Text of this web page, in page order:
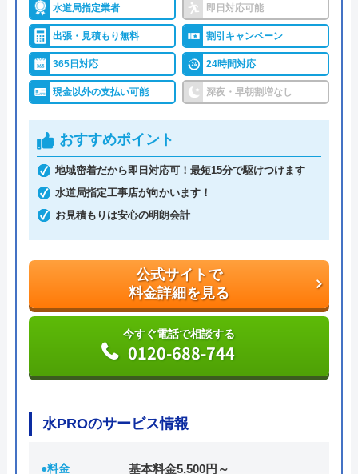
「水の110番救急車」は株式会社RSが運営する水ま
わりの緊急対応サービスです。トイレ、お風呂、キ
ッチンなどの蛇口や排水溝・排水口・排水管つまり
や水漏れ修理に対応。受付時間は7:00～22:00です。
365日年中無休で営業しているので、週末や祝日で
も依頼が可能です。電話を掛けると、受付から最短
30分で駆けつけてくれます。排水管のつまり、あふ
れなど、急なトラブルが発生しても迅速に対応して
くれます。
「WEBを見た」と伝えれば、料金から1,000円割引
に。例えば排水管の修理見積は0円。排水管修理費
用は2,200円～。業界最安値に挑戦しているので、良
心的な価格です。
急なトラブルで持ち合わせがないという場合でも、
クレジットカード決済、銀行支払い、コンビニでの
料金詳細を見る
水道局指定業者 即日対応可能
出張・見積もり無料 割引キャンペーン
365日対応 24時間対応
現金以外の支払い可能 深夜・早朝割増なし
おすすめポイント
地域密着だから即日対応可！最短15分で駆けつけます
水道局指定工事店が向かいます！
お見積もりは安心の明朗会計
公式サイトで
料金詳細を見る
今すぐ電話で相談する
0120-688-744
水PROのサービス情報
●料金 基本料金5,500円～